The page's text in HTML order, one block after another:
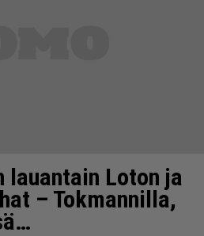
Loton ja
– Tokmannilla,